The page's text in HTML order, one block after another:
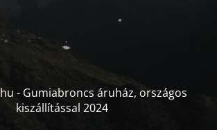
- Gumiabroncs áruház, országos
kiszállítással 2024